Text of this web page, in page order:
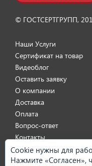
Отзыв
© ГОСТСЕРТГРУПП,
Наши Услуги
Сертификат на товар
Видеоблог
Оставить заявку
О компании
Доставка
Оплата
Вопрос-ответ
Контакты
Cookie нужны для
Нажмите «Согласен»,